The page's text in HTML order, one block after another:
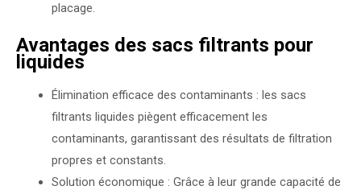
placage.
Avantages des sacs filtrants pour
liquides
Élimination efficace des contaminants : les sacs
filtrants liquides piègent efficacement les
contaminants, garantissant des résultats de filtration
propres et constants.
Solution économique : Grâce à leur grande capacité de